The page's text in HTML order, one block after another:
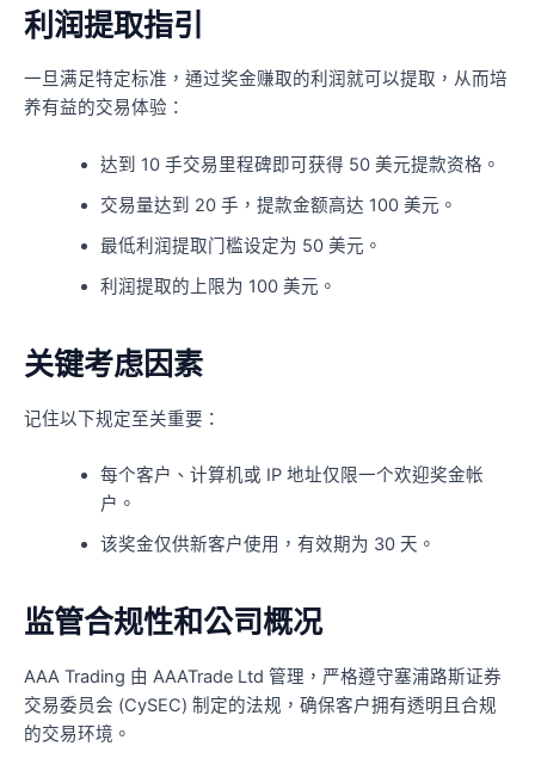
利润提取指引
一旦满足特定标准，通过奖金赚取的利润就可以提取，从而培
养有益的交易体验：
达到 10 手交易里程碑即可获得 50 美元提款资格。
交易量达到 20 手，提款金额高达 100 美元。
最低利润提取门槛设定为 50 美元。
利润提取的上限为 100 美元。
关键考虑因素
记住以下规定至关重要：
每个客户、计算机或 IP 地址仅限一个欢迎奖金帐
户。
该奖金仅供新客户使用，有效期为 30 天。
监管合规性和公司概况
AAA Trading 由 AAATrade Ltd 管理，严格遵守塞浦路斯证券
交易委员会 (CySEC) 制定的法规，确保客户拥有透明且合规
的交易环境。